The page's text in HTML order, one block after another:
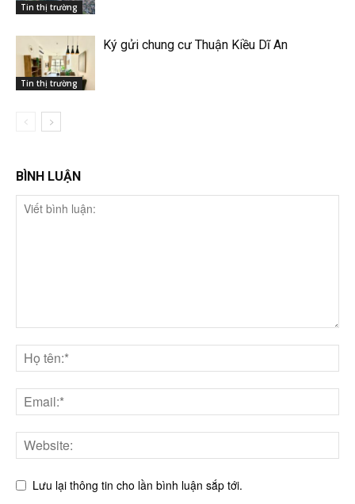
Tin thị trường
Tin thị trường
Ký gửi chung cư Thuận Kiều Dĩ An
BÌNH LUẬN
Lưu lại thông tin cho lần bình luận sắp tới.